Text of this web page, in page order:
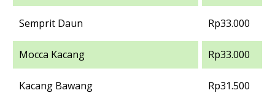
Semprit Daun Rp33.000
Mocca Kacang Rp33.000
Kacang Bawang Rp31.500